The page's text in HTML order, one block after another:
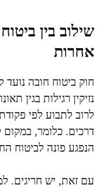
שילוב בין
אחרות
חוק ביטוח חובה
נזיקין רגילות בגין
לרוב לתבוע לפי
דרכים. כלומר,
הנפגע פונה לביטוח
עם זאת, יש חריגים.